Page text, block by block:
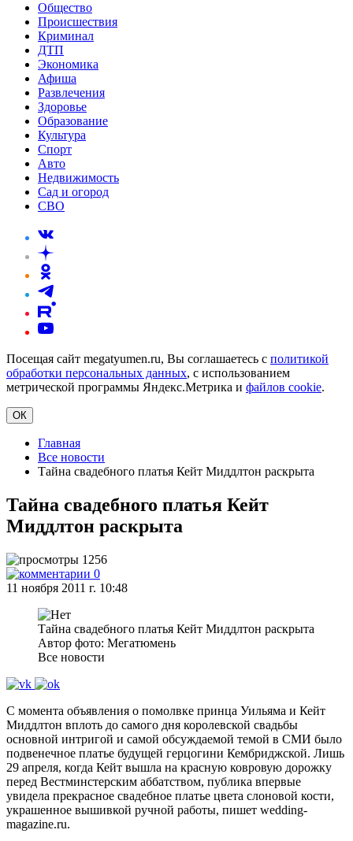
Общество
Происшествия
Криминал
ДТП
Экономика
Афиша
Развлечения
Здоровье
Образование
Культура
Спорт
Авто
Недвижимость
Сад и огород
СВО
Посещая сайт megatyumen.ru, Вы соглашаетесь с политикой
обработки персональных данных, с использованием
метрической программы Яндекс.Метрика и файлов cookie.
ОК
Главная
Все новости
Тайна свадебного платья Кейт Миддлтон раскрыта
Тайна свадебного платья Кейт
Миддлтон раскрыта
1256
0
11 ноября 2011 г. 10:48
Тайна свадебного платья Кейт Миддлтон раскрыта
Автор фото: Мегатюмень
Все новости
С момента объявления о помолвке принца Уильяма и Кейт
Миддлтон вплоть до самого дня королевской свадьбы
основной интригой и самой обсуждаемой темой в СМИ было
подвенечное платье будущей герцогини Кембриджской. Лишь
29 апреля, когда Кейт вышла на красную ковровую дорожку
перед Вестминстерским аббатством, публика впервые
увидела прекрасное свадебное платье цвета слоновой кости,
украшенное вышивкой ручной работы, пишет wedding-
magazine.ru.